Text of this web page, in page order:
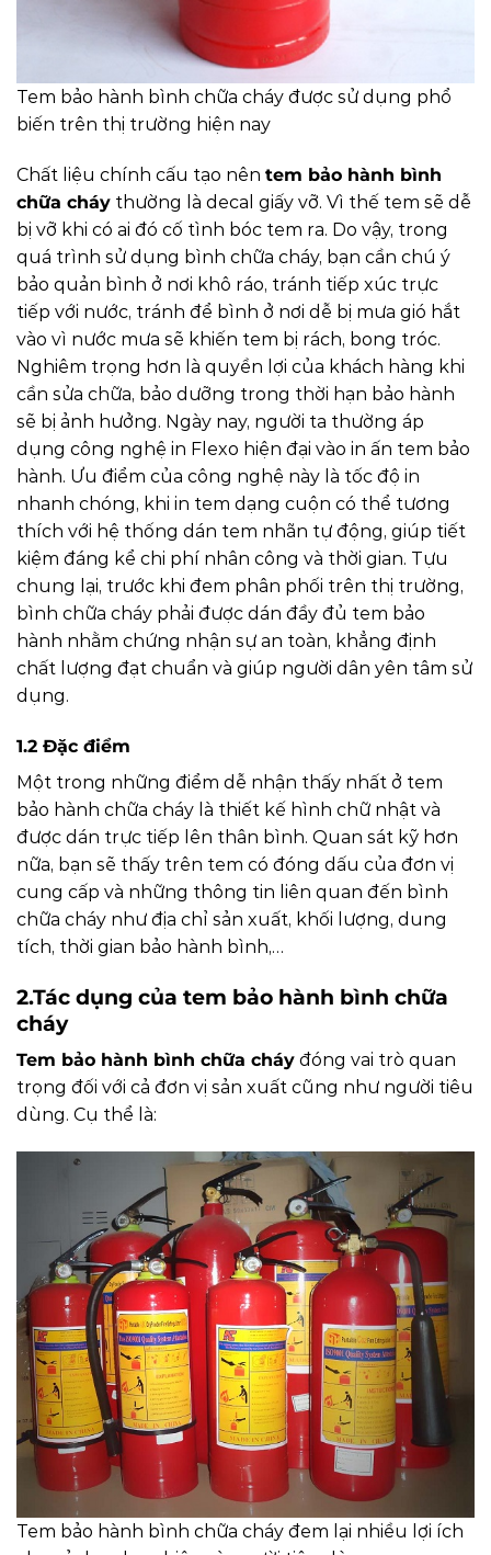
Tem bảo hành bình chữa cháy được sử dụng phổ
biến trên thị trường hiện nay
Chất liệu chính cấu tạo nên tem bảo hành bình
chữa cháy thường là decal giấy vỡ. Vì thế tem sẽ dễ
bị vỡ khi có ai đó cố tình bóc tem ra. Do vậy, trong
quá trình sử dụng bình chữa cháy, bạn cần chú ý
bảo quản bình ở nơi khô ráo, tránh tiếp xúc trực
tiếp với nước, tránh để bình ở nơi dễ bị mưa gió hắt
vào vì nước mưa sẽ khiến tem bị rách, bong tróc.
Nghiêm trọng hơn là quyền lợi của khách hàng khi
cần sửa chữa, bảo dưỡng trong thời hạn bảo hành
sẽ bị ảnh hưởng. Ngày nay, người ta thường áp
dụng công nghệ in Flexo hiện đại vào in ấn tem bảo
hành. Ưu điểm của công nghệ này là tốc độ in
nhanh chóng, khi in tem dạng cuộn có thể tương
thích với hệ thống dán tem nhãn tự động, giúp tiết
kiệm đáng kể chi phí nhân công và thời gian. Tựu
chung lại, trước khi đem phân phối trên thị trường,
bình chữa cháy phải được dán đầy đủ tem bảo
hành nhằm chứng nhận sự an toàn, khẳng định
chất lượng đạt chuẩn và giúp người dân yên tâm sử
dụng.
1.2 Đặc điểm
Một trong những điểm dễ nhận thấy nhất ở tem
bảo hành chữa cháy là thiết kế hình chữ nhật và
được dán trực tiếp lên thân bình. Quan sát kỹ hơn
nữa, bạn sẽ thấy trên tem có đóng dấu của đơn vị
cung cấp và những thông tin liên quan đến bình
chữa cháy như địa chỉ sản xuất, khối lượng, dung
tích, thời gian bảo hành bình,…
2.Tác dụng của tem bảo hành bình chữa
cháy
Tem bảo hành bình chữa cháy đóng vai trò quan
trọng đối với cả đơn vị sản xuất cũng như người tiêu
dùng. Cụ thể là:
Tem bảo hành bình chữa cháy đem lại nhiều lợi ích